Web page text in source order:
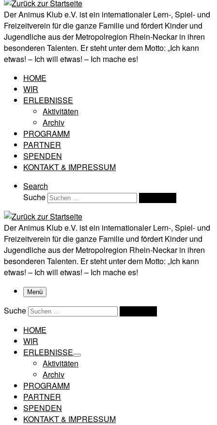
Der Animus Klub e.V. ist ein internationaler Lern-, Spiel- und
Freizeitverein für die ganze Familie und fördert Kinder und
Jugendliche aus der Metropolregion Rhein-Neckar in ihren
besonderen Talenten. Er steht unter dem Motto: „Ich kann
etwas! – Ich will etwas! – Ich mache es!
HOME
WIR
ERLEBNISSE
Aktivitäten
Archiv
PROGRAMM
PARTNER
SPENDEN
KONTAKT & IMPRESSUM
Search
Suche
Der Animus Klub e.V. ist ein internationaler Lern-, Spiel- und
Freizeitverein für die ganze Familie und fördert Kinder und
Jugendliche aus der Metropolregion Rhein-Neckar in ihren
besonderen Talenten. Er steht unter dem Motto: „Ich kann
etwas! – Ich will etwas! – Ich mache es!
Menü
Suche
HOME
WIR
ERLEBNISSE
Aktivitäten
Archiv
PROGRAMM
PARTNER
SPENDEN
KONTAKT & IMPRESSUM